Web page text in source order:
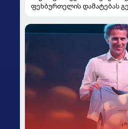
ფეხბურთელის დამატებას